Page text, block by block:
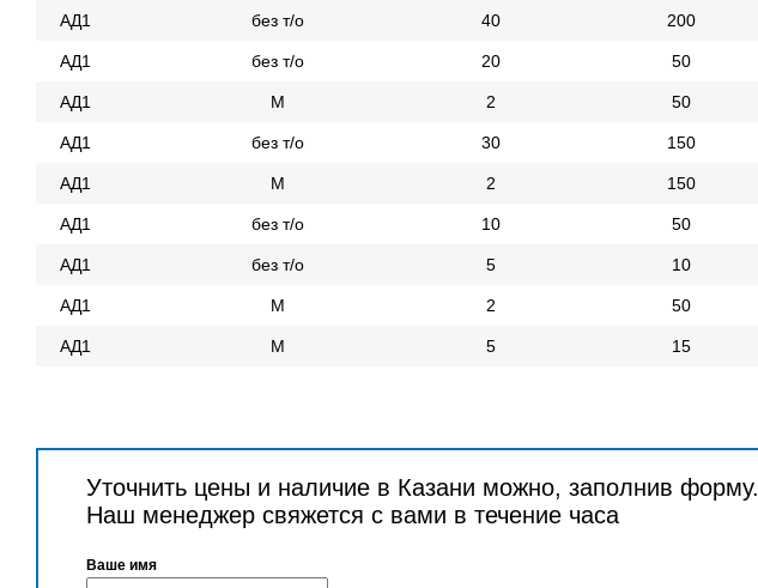
АД1 без т/о 40 200
АД1 без т/о 20 50
АД1 М 2 50
АД1 без т/о 30 150
АД1 М 2 150
АД1 без т/о 10 50
АД1 без т/о 5 10
АД1 М 2 50
АД1 М 5 15
Уточнить цены и наличие в Казани можно, заполнив форму.
Наш менеджер свяжется с вами в течение часа
Ваше имя